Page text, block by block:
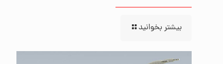
بیشتر بخوانید